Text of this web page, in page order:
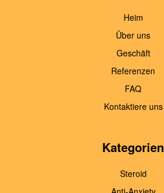
Heim
Über uns
Geschäft
Referenzen
FAQ
Kontaktiere uns
Kategorien
Steroid